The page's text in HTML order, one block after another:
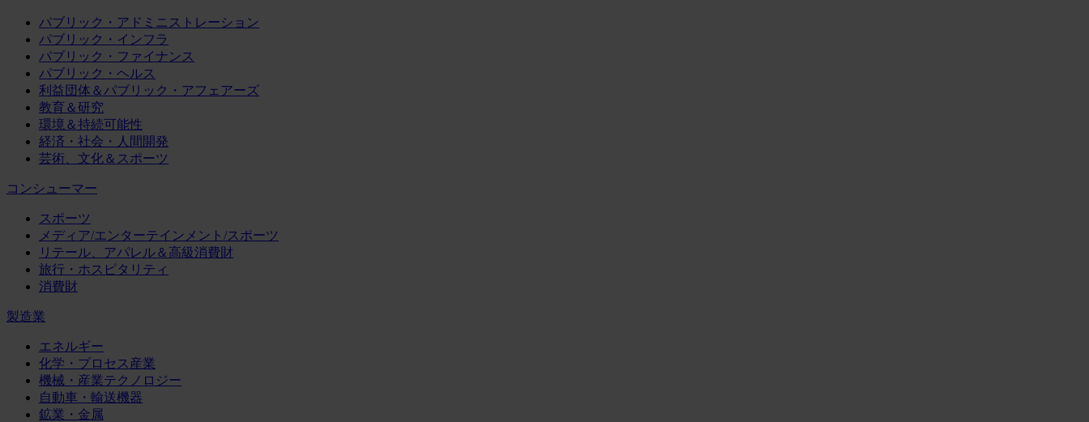
パブリック・アドミニストレーション
パブリック・インフラ
パブリック・ファイナンス
パブリック・ヘルス
利益団体＆パブリック・アフェアーズ
教育＆研究
環境＆持続可能性
経済・社会・人間開発
芸術、文化＆スポーツ
コンシューマー
スポーツ
メディア/エンターテインメント/スポーツ
リテール、アパレル＆高級消費財
旅行・ホスピタリティ
消費財
製造業
エネルギー
化学・プロセス産業
機械・産業テクノロジー
自動車・輸送機器
鉱業・金属